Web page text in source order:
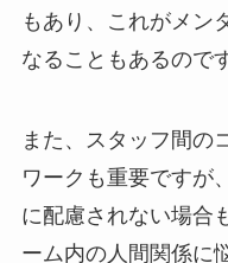
もあり、これがメン
なることもあるので
また、スタッフ間の
ワークも重要ですが
に配慮されない場合
ーム内の人間関係に